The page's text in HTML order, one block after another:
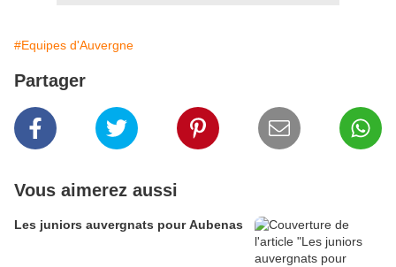
#Equipes d'Auvergne
Partager
Vous aimerez aussi
Les juniors auvergnats pour Aubenas